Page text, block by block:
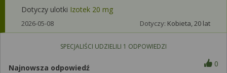
Dotyczy ulotki Izotek 20 mg
2026-05-08 Dotyczy: Kobieta, 20 lat
SPECJALIŚCI UDZIELILI 1 ODPOWIEDZI
Najnowsza odpowiedź 0